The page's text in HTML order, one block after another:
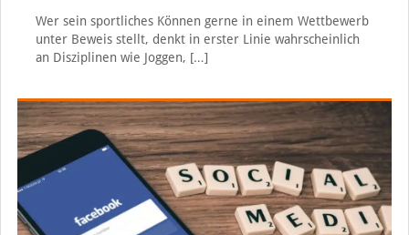
Wer sein sportliches Können gerne in einem Wettbewerb
unter Beweis stellt, denkt in erster Linie wahrscheinlich
an Disziplinen wie Joggen, […]